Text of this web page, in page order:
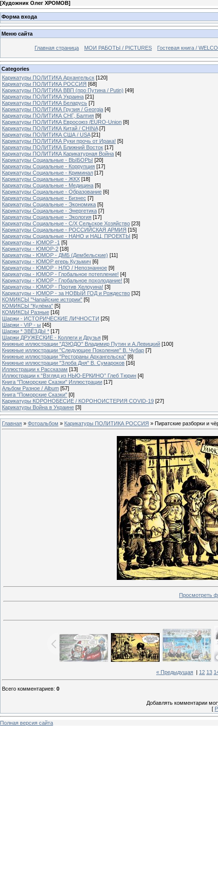
[Художник Олег ХРОМОВ]
Форма входа
Меню сайта
Главная страница МОИ РАБОТЫ / PICTURES Гостевая книга /
Categories
Карикатуры ПОЛИТИКА Архангельск [120]
Карикатуры ПОЛИТИКА РОССИЯ [68]
Карикатуры ПОЛИТИКА ВВП (про Путина / Putin) [49]
Карикатуры ПОЛИТИКА Украина [21]
Карикатуры ПОЛИТИКА Беларусь [7]
Карикатуры ПОЛИТИКА Грузия / Georgia [4]
Карикатуры ПОЛИТИКА СНГ, Балтия [9]
Карикатуры ПОЛИТИКА Евросоюз /EURO-Union [8]
Карикатуры ПОЛИТИКА Китай / CHINA [7]
Карикатуры ПОЛИТИКА США / USA [21]
Карикатуры ПОЛИТИКА Руки прочь от Ирака! [5]
Карикатуры ПОЛИТИКА Ближний Восток [17]
Карикатуры ПОЛИТИКА Карикатурная Война [4]
Карикатуры Социальные - ВЫБОРЫ [20]
Карикатуры Социальные - Коррупция [17]
Карикатуры Социальные - Криминал [17]
Карикатуры Социальные - ЖКХ [18]
Карикатуры Социальные - Медицина [5]
Карикатуры Социальные - Образование [6]
Карикатуры Социальные - Бизнес [7]
Карикатуры Социальные - Экономика [5]
Карикатуры Социальные - Энергетика [7]
Карикатуры Социальные - Экология [17]
Карикатуры Социальные - С/Х Сельское Хозяйство [23]
Карикатуры Социальные - РОССИЙСКАЯ АРМИЯ [15]
Карикатуры Социальные - НАНО и НАЦ. ПРОЕКТЫ [5]
Карикатуры - ЮМОР -1 [5]
Карикатуры - ЮМОР-2 [18]
Карикатуры - ЮМОР - ДМБ (Дембельские) [11]
Карикатуры - ЮМОР егерь Кузьмич [6]
Карикатуры - ЮМОР - НЛО / Непознанное [9]
Карикатуры - ЮМОР - Глобальное потепление! [4]
Карикатуры - ЮМОР - Глобальное похолодание! [3]
Карикатуры - ЮМОР - Против Хелоуина! [3]
Карикатуры - ЮМОР - за НОВЫЙ ГОД и Рождество [32]
КОМИКСЫ "Чапайские истории" [5]
КОМИКСЫ "Кулёма" [5]
КОМИКСЫ Разные [16]
Шаржи - ИСТОРИЧЕСКИЕ ЛИЧНОСТИ [25]
Шаржи - VIP - ы [45]
Шаржи * ЗВЁЗДЫ * [17]
Шаржи ДРУЖЕСКИЕ - Коллеги и Друзья [9]
Книжные иллюстрации "ДЗЮДО" Владимир Путин и А.Левицкий [100]
Книжные иллюстрации "Следующее Поколение" В. Чубар [7]
Книжные иллюстрации "Рестораны Архангельска" [8]
Книжные иллюстрации "Злоба Дня" В. Сумароков [16]
Иллюстрации к Рассказам [13]
Иллюстрации к “Взгляд из НЬЮ-ЕРКИНО” Глеб Тюрин [4]
Книга "Поморские Сказки" Иллюстрации [17]
Альбом Разное / Album [57]
Книга "Поморские Сказки" [0]
Карикатуры КОРОНОБЕСИЕ / КОРОНОИСТЕРИЯ COVID-19 [27]
Карикатуры Война в Украине [3]
Главная » Фотоальбом » Карикатуры ПОЛИТИКА РОССИЯ » Пиратские разборки и
Просмотреть
« Предыдущая 12 13
Всего комментариев: 0
Добавлять комментарии
[
Полная версия сайта